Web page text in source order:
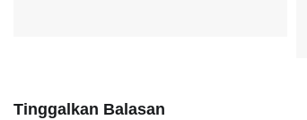
Tinggalkan Balasan